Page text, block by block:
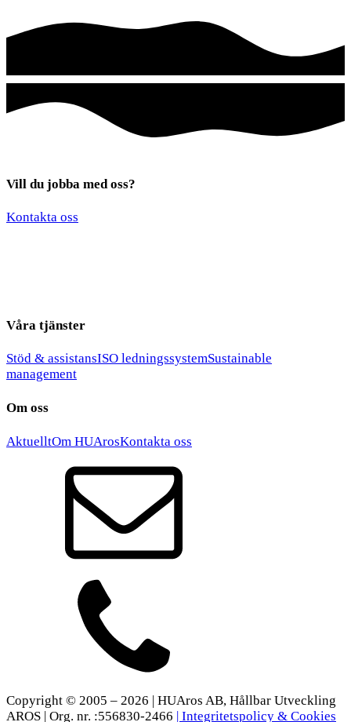
*
Vill du jobba med oss?
Kontakta oss
Våra tjänster
Stöd & assistansISO ledningssystemSustainable
management
Om oss
AktuelltOm HUArosKontakta oss
Copyright © 2005 – 2026 | HUAros AB, Hållbar Utveckling
AROS | Org. nr. :556830-2466 | Integritetspolicy & Cookies